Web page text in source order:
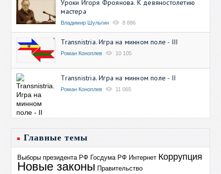
Уроки Игоря Фроянова. К девяностолетию
мастера
Владимир Шульгин 8 886
Transnistria. Игра на минном поле - III
Роман Коноплев 10 105
Transnistria. Игра на минном поле - II
Роман Коноплев 11 065
Главные темы
Выборы президента РФ Госдума РФ Интернет Коррупция
Новые законы Правительство